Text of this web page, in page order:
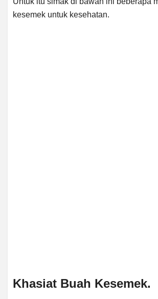
kesemek untuk kesehatan.
Khasiat Buah Kesemek.